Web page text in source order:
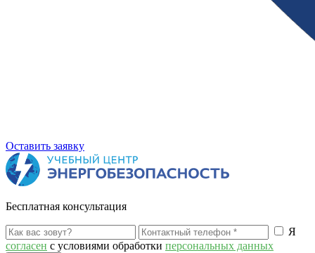
Оставить заявку
Бесплатная консультация
Я
согласен с условиями обработки персональных данных